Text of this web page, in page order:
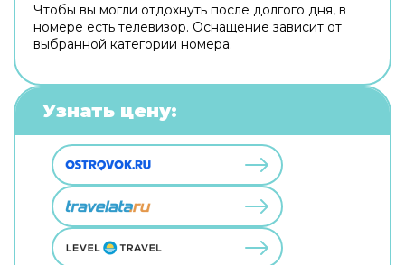
Чтобы вы могли отдохнуть после долгого дня, в
номере есть телевизор. Оснащение зависит от
выбранной категории номера.
Узнать цену: